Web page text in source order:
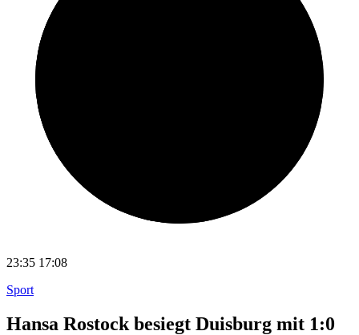
23:35 17:08
Sport
Hansa Rostock besiegt Duisburg mit 1:0